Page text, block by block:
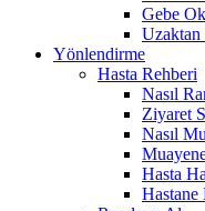
Gebe
Yönlendirme
Hasta Rehberi
Nasıl
Ziyaret
Nasıl
Hasta
Hastane